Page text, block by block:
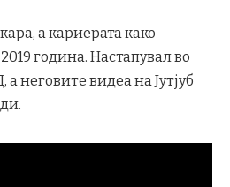
а кариерата како
година. Настапувал во
а неговите видеа на Јутјуб